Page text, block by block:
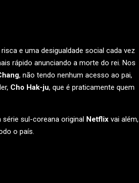
e uma desigualdade social cada vez
rápido anunciando a morte do rei. Nos
, não tendo nenhum acesso ao pai,
Cho Hak-ju, que é praticamente quem
série sul-coreana original Netflix vai além,
o país.